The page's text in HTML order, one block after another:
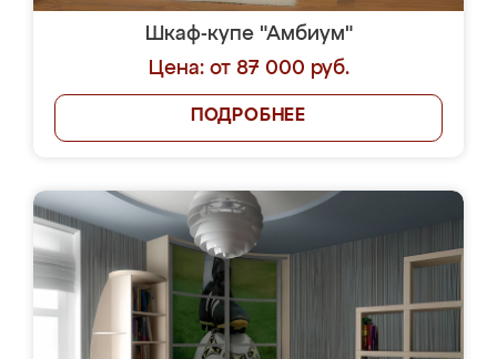
Шкаф-купе "Амбиум"
Цена: от 87 000 руб.
ПОДРОБНЕЕ